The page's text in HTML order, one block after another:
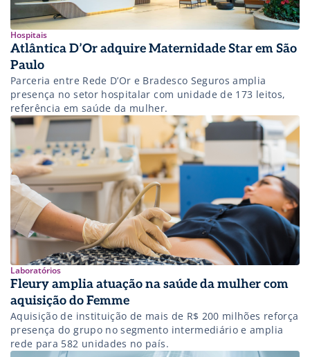
Hospitais
Atlântica D’Or adquire Maternidade Star em São
Paulo
Parceria entre Rede D’Or e Bradesco Seguros amplia
presença no setor hospitalar com unidade de 173 leitos,
referência em saúde da mulher.
Laboratórios
Fleury amplia atuação na saúde da mulher com
aquisição do Femme
Aquisição de instituição de mais de R$ 200 milhões reforça
presença do grupo no segmento intermediário e amplia
rede para 582 unidades no país.